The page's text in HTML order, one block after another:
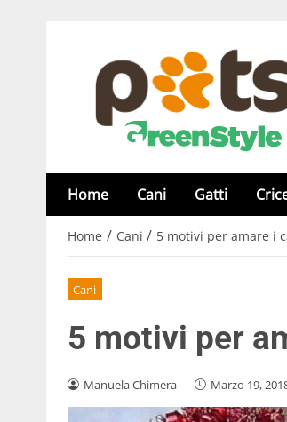
Home Cani Gatti
Home / Cani / 5 motivi per amare i
Cani
5 motivi per
Manuela Chimera - Marzo 19,